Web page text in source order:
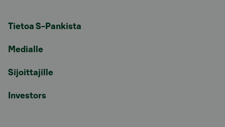
Tietoa S-Pankista
Medialle
Sijoittajille
Investors